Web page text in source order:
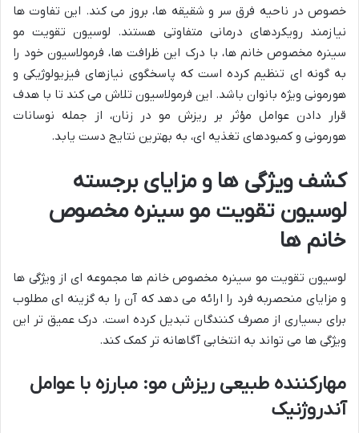
خصوص در ناحیه فرق سر و شقیقه ها، بروز می کند. این تفاوت ها
نیازمند رویکردهای درمانی متفاوتی هستند. لوسیون تقویت مو
سینره مخصوص خانم ها، با درک این ظرافت ها، فرمولاسیون خود را
به گونه ای تنظیم کرده است که پاسخگوی نیازهای فیزیولوژیکی و
هورمونی ویژه بانوان باشد. این فرمولاسیون تلاش می کند تا با هدف
قرار دادن عوامل مؤثر بر ریزش مو در زنان، از جمله نوسانات
هورمونی و کمبودهای تغذیه ای، به بهترین نتایج دست یابد.
کشف ویژگی ها و مزایای برجسته
لوسیون تقویت مو سینره مخصوص
خانم ها
لوسیون تقویت مو سینره مخصوص خانم ها مجموعه ای از ویژگی ها
و مزایای منحصربه فرد را ارائه می دهد که آن را به گزینه ای مطلوب
برای بسیاری از مصرف کنندگان تبدیل کرده است. درک عمیق تر این
ویژگی ها می تواند به انتخابی آگاهانه تر کمک کند.
مهارکننده طبیعی ریزش مو: مبارزه با عوامل
آندروژنیک